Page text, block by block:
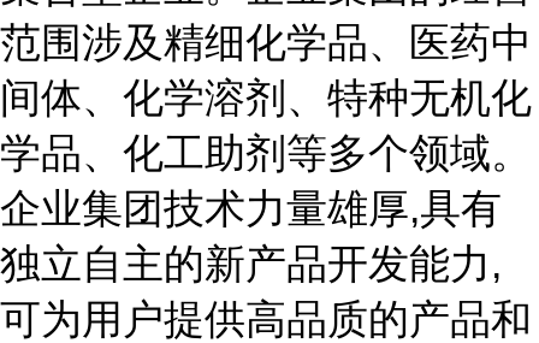
范围涉及精细化学品、医药中
间体、化学溶剂、特种无机化
学品、化工助剂等多个领域。
企业集团技术力量雄厚,具有
独立自主的新产品开发能力,
可为用户提供高品质的产品和